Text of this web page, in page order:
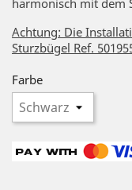
Achtung: Die
Sturzbügel Ref.
Farbe